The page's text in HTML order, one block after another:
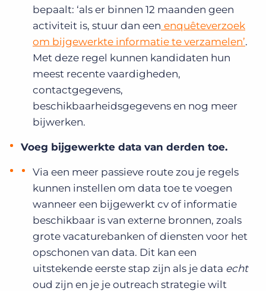
bepaalt: ‘als er binnen 12 maanden geen
activiteit is, stuur dan een enquêteverzoek
om bijgewerkte informatie te verzamelen’.
Met deze regel kunnen kandidaten hun
meest recente vaardigheden,
contactgegevens,
beschikbaarheidsgegevens en nog meer
bijwerken.
Voeg bijgewerkte data van derden toe.
Via een meer passieve route zou je regels
kunnen instellen om data toe te voegen
wanneer een bijgewerkt cv of informatie
beschikbaar is van externe bronnen, zoals
grote vacaturebanken of diensten voor het
opschonen van data. Dit kan een
uitstekende eerste stap zijn als je data echt
oud zijn en je je outreach strategie wilt